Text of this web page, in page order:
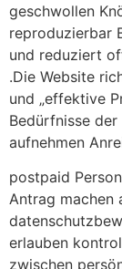
geschwollen
reproduzierbar
und reduziert
.Die Website
und „effektive
Bedürfnisse
aufnehmen
postpaid
Antrag machen
erlauben
zwischen